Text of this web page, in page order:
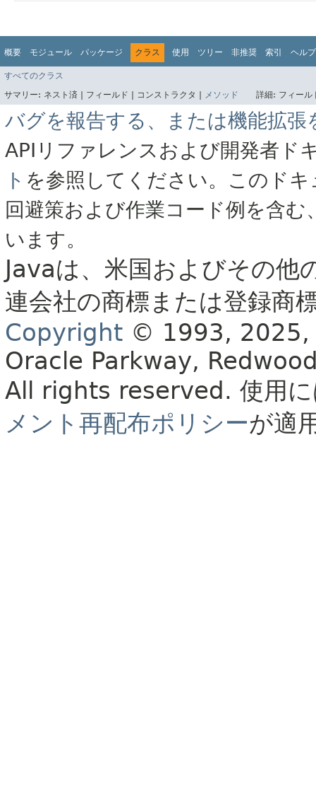
概要 モジュール パッケージ クラス 使用 ツリー 非推奨 索引 ヘルプ
すべてのクラス
サマリー: ネスト済 | フィールド | コンストラクタ | メソッド 詳細: フィー
バグを報告する、または機能拡張
APIリファレンスおよび開発者ド
ト を参照してください。このド
回避策および作業コード例を含
います。
Javaは、米国およびその
連会社の商標または登録商
Copyright © 1993, 2025,
Oracle Parkway,
All rights reserved. 使用
メント再配布ポリシーが適